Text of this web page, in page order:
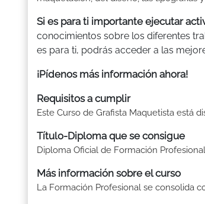
Si es para ti importante ejecutar
conocimientos sobre los diferentes
es para ti, podrás acceder a las
¡Pídenos más información ahora!
Requisitos a cumplir
Este Curso de Grafista Maquetista está
Título-Diploma que se consigue
Diploma Oficial de Formación
Más información sobre el curso
La Formación Profesional se consolida